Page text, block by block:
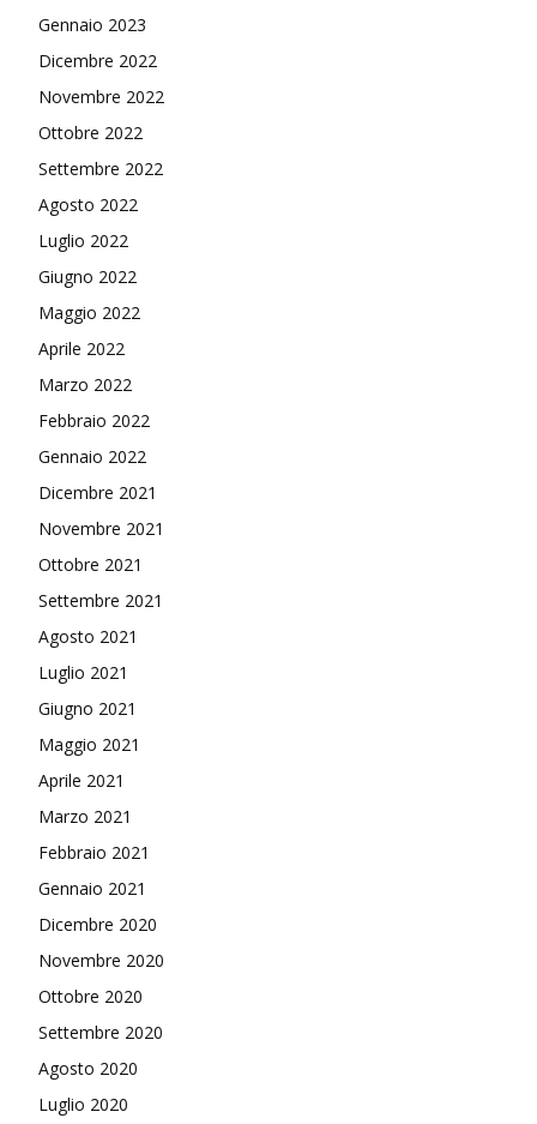
Gennaio 2023
Dicembre 2022
Novembre 2022
Ottobre 2022
Settembre 2022
Agosto 2022
Luglio 2022
Giugno 2022
Maggio 2022
Aprile 2022
Marzo 2022
Febbraio 2022
Gennaio 2022
Dicembre 2021
Novembre 2021
Ottobre 2021
Settembre 2021
Agosto 2021
Luglio 2021
Giugno 2021
Maggio 2021
Aprile 2021
Marzo 2021
Febbraio 2021
Gennaio 2021
Dicembre 2020
Novembre 2020
Ottobre 2020
Settembre 2020
Agosto 2020
Luglio 2020